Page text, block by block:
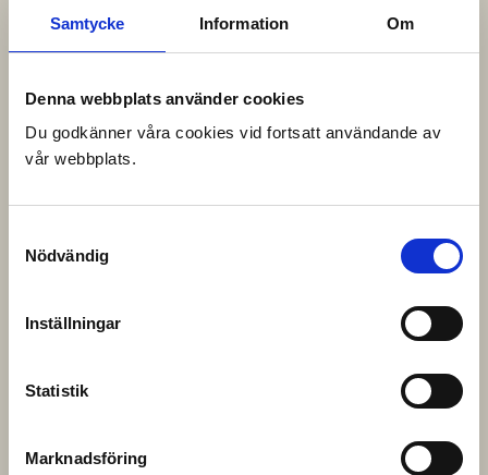
Samtycke Information Om
Denna webbplats använder cookies
Du godkänner våra cookies vid fortsatt användande av
vår webbplats.
Nödvändig
Inställningar
Statistik
Marknadsföring
Familjen Rosell